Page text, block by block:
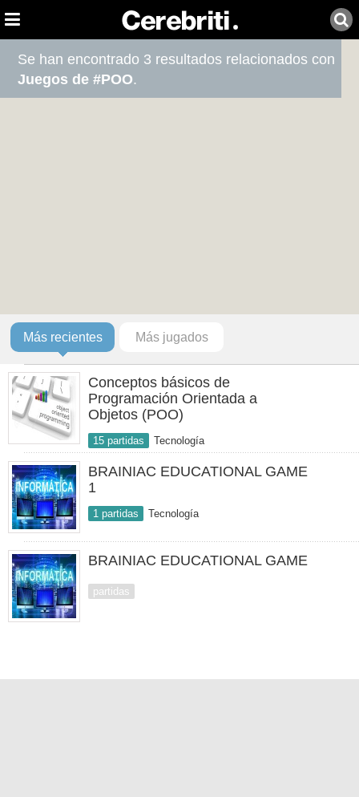
Se han encontrado 3 resultados relacionados con
Juegos de #POO.
Más recientes Más jugados
Conceptos básicos de
Programación Orientada a
Objetos (POO)
15 partidas Tecnología
BRAINIAC EDUCATIONAL GAME
1
1 partidas Tecnología
BRAINIAC EDUCATIONAL GAME
partidas